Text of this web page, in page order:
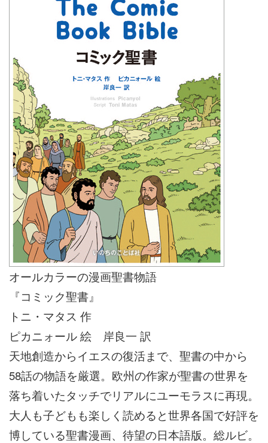
オールカラーの漫画聖書物語
『コミック聖書』
トニ・マタス 作
ピカニォール 絵 岸良一 訳
天地創造からイエスの復活まで、聖書の中から
58話の物語を厳選。欧州の作家が聖書の世界を
落ち着いたタッチでリアルにユーモラスに再現。
大人も子どもも楽しく読めると世界各国で好評を
博している聖書漫画、待望の日本語版。総ルビ。